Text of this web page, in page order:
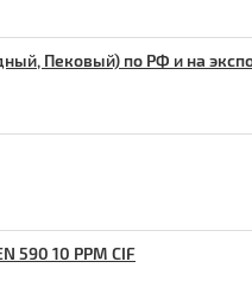
Пековый) по РФ и на
590 10 PPM CIF